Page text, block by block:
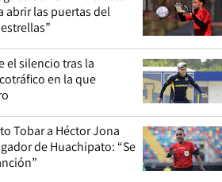
abrir las puertas del
el silencio tras la
en la que
Tobar a Héctor Jona
de Huachipato: “Se